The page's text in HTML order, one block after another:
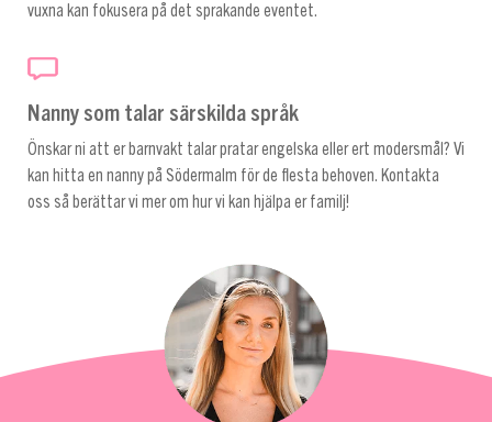
vuxna kan fokusera på det sprakande eventet.
Nanny som talar särskilda språk
Önskar ni att er barnvakt talar pratar engelska eller ert modersmål? Vi
kan hitta en nanny på Södermalm för de flesta behoven. Kontakta
oss så berättar vi mer om hur vi kan hjälpa er familj!